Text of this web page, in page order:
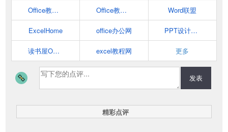
Office教程学习网 Office教程网 Word联盟
ExcelHome office办公网 PPT设计教程网
读书屋Office教程网 excel教程网 更多
发表
精彩点评